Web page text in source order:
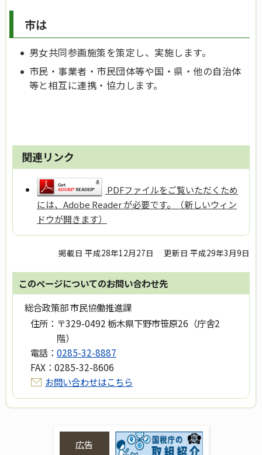
市は
男女共同参画施策を策定し、実施します。
市民・事業者・市民団体等や国・県・他の自治体
等と相互に連携・協力します。
関連リンク
PDFファイルをご覧いただくため
には、Adobe Reader が必要です。（新しいウィン
ドウが開きます）
掲載日 平成28年12月27日 更新日 平成29年3月9日
このページについてのお問い合わせ先
総合政策部 市民協働推進課
住所： 〒329-0492 栃木県下野市笹原26（庁舎2
階）
電話： 0285-32-8887
FAX： 0285-32-8606
お問い合わせはこちら
広告